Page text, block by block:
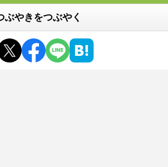
ぶやきをつぶやく